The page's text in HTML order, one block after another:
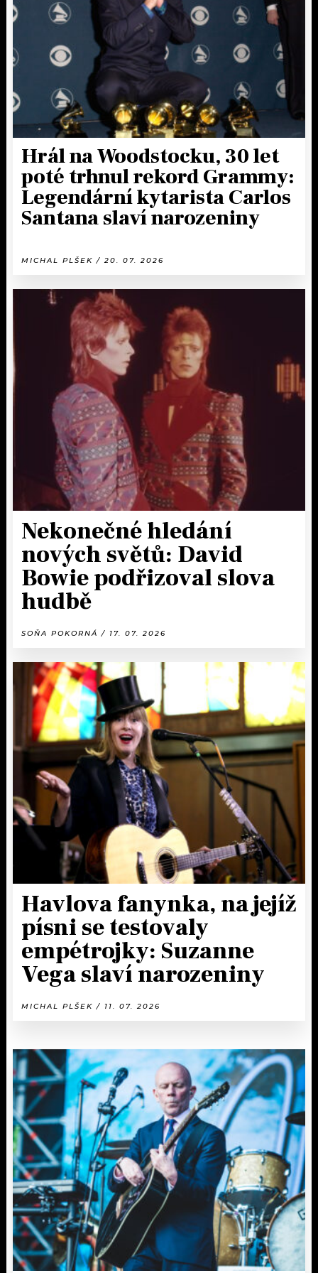
KALENDÁŘ
TRENDY
MIX
OSTATNÍ
PROGRAM
PLAYLIST
JAK NALADIT
Hrál na Woodstocku, 30 let
poté trhnul rekord Grammy:
Legendární kytarista Carlos
Santana slaví narozeniny
MICHAL PLŠEK / 20. 07. 2026
Nekonečné hledání
nových světů: David
Bowie podřizoval slova
hudbě
SOŇA POKORNÁ / 17. 07. 2026
Havlova fanynka, na jejíž
písni se testovaly
empétrojky: Suzanne
Vega slaví narozeniny
MICHAL PLŠEK / 11. 07. 2026